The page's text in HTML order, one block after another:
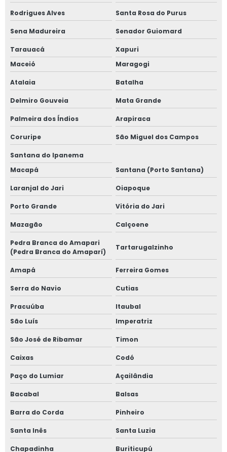
Rodrigues Alves Santa Rosa do Purus
Sena Madureira Senador Guiomard
Tarauacá
Xapuri
Maceió
Maragogi
Atalaia Batalha
Delmiro Gouveia Mata Grande
Palmeira dos Índios Arapiraca
Coruripe São Miguel dos Campos
Santana do Ipanema
Macapá
Santana (Porto Santana)
Laranjal do Jari Oiapoque
Porto Grande Vitória do Jari
Mazagão Calçoene
Pedra Branca do Amapari
(Pedra Branca do Amaparí)
Tartarugalzinho
Amapá Ferreira Gomes
Serra do Navio Cutias
Pracuúba
Itaubal
São Luís
Imperatriz
São José de Ribamar Timon
Caixas Codó
Paço do Lumiar Açailândia
Bacabal Balsas
Barra do Corda Pinheiro
Santa Inês Santa Luzia
Chapadinha Buriticupú